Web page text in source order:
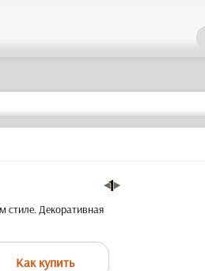
стиле. Декоративная
Как купить